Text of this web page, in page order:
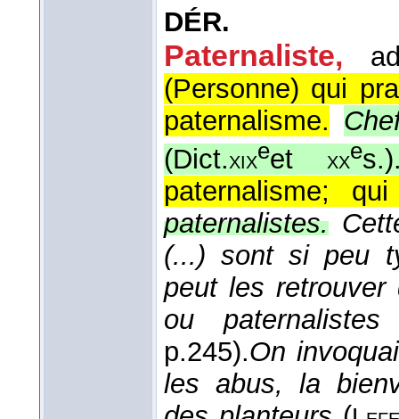
DÉR.
Paternaliste,
(Personne) qui
paternalisme.
(Dict.xixeet xxes.
paternalisme;
paternalistes.
(...) sont si peu
peut les retrouver
ou paternalistes
p.245).On
les abus, la